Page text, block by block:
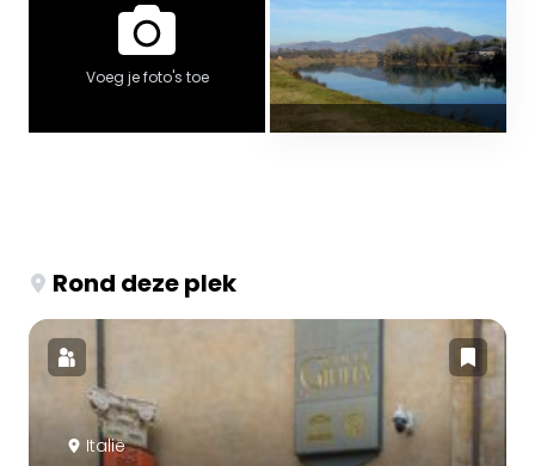
Voeg je foto's toe
Rond deze plek
Italië